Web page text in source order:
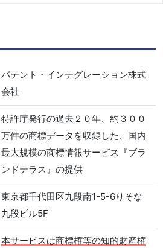
パテント・インテグレーション株式
会社
特許庁発行の過去２０年、約３００
万件の商標データを収録した、国内
最大規模の商標情報サービス『ブラ
ンドテラス』の提供
東京都千代田区九段南1-5-6りそな
九段ビル5F
本サービスは商標権等の知的財産権